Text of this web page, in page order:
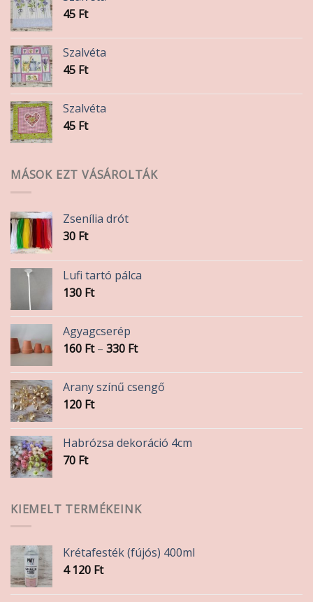
45 Ft
Szalvéta
45 Ft
Szalvéta
45 Ft
MÁSOK EZT VÁSÁROLTÁK
Zsenília drót
30 Ft
Lufi tartó pálca
130 Ft
Agyagcserép
160 Ft – 330 FtÁrtartomány:
-
330 Ft
Arany színű csengő
120 Ft
Habrózsa dekoráció 4cm
70 Ft
KIEMELT TERMÉKEINK
Krétafesték (fújós) 400ml
4 120 Ft